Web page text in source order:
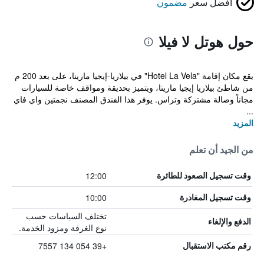
حول هوتل لا فيلا
يقع مكان إقامة "Hotel La Vela" في بيلاريا-إيجيا مارينا، على بعد 200 م
من شاطئ بيلاريا إيجيا مارينا، ويتميز بحديقة ومواقف خاصة للسيارات
مجاناً وصالة مشتركة وتراس. يوفر هذا الفندق المصنف نجمتين واي فاي
...
المزيد
من الجيد أن تعلم
وقت تسجيل الصعود للطائرة 12:00
وقت تسجيل المغادرة 10:00
الدفع والإلغاء
تختلف السياسات حسب
نوع الغرفة ومزود الخدمة.
رقم مكتب الاستقبال +39 054 134 7557